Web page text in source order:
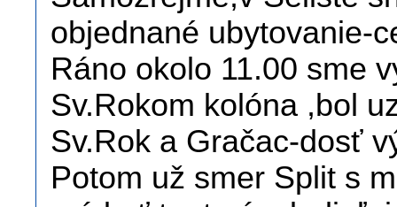
objednané ubytovanie-
Ráno okolo 11.00 sme
Sv.Rokom kolóna ,bol
Sv.Rok a Gračac-dosť
Potom už smer Split s